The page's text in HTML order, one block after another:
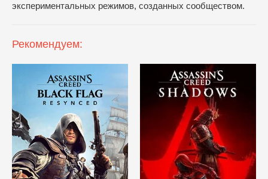
экспериментальных режимов, созданных сообществом.
Рекомендуем: